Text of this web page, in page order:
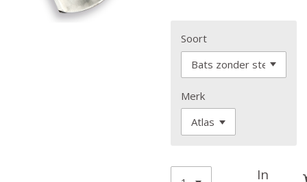
Soort
Merk
In